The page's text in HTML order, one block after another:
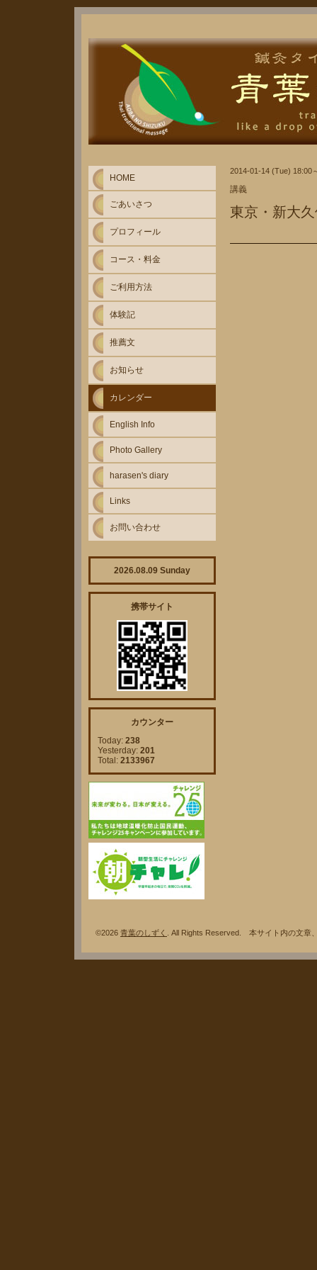
2014-01-14 (Tue) 18:00
講義
東京・新大
HOME
ごあいさつ
プロフィール
コース・料金
ご利用方法
体験記
推薦文
お知らせ
カレンダー
English Info
Photo Gallery
harasen's diary
Links
お問い合わせ
2026.08.09 Sunday
携帯サイト
カウンター
Today: 238
Yesterday: 201
Total: 2133967
©2026 青葉のしずく . All Rights Reserved. 本サイト内の文章